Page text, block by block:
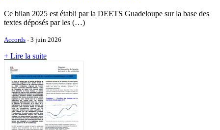
Ce bilan 2025 est établi par la DEETS Guadeloupe sur la base des
textes déposés par les (…)
Accords - 3 juin 2026
+ Lire la suite